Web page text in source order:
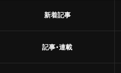
新着記事
記事・連載